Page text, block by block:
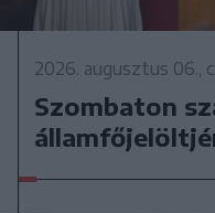
2026. augusztus 06.,
Szombaton